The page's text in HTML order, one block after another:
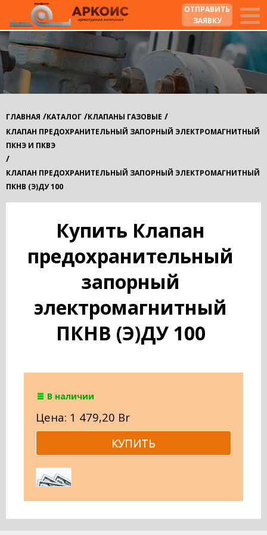
ОТПРАВИТЬ
ЗАЯВКУ
ГЛАВНАЯ /КАТАЛОГ /КЛАПАНЫ ГАЗОВЫЕ /
КЛАПАН ПРЕДОХРАНИТЕЛЬНЫЙ ЗАПОРНЫЙ ЭЛЕКТРОМАГНИТНЫЙ
ПКНЭ И ПКВЭ
/
КЛАПАН ПРЕДОХРАНИТЕЛЬНЫЙ ЗАПОРНЫЙ ЭЛЕКТРОМАГНИТНЫЙ
ПКНВ (Э)ДУ 100
Купить Клапан
предохранительный
запорный
электромагнитный
ПКНВ (Э)ДУ 100
В наличии
Цена: 1 479,20 Br